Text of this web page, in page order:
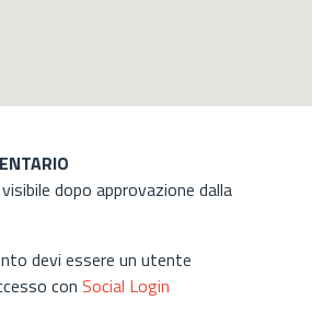
dopo approvazione dalla
devi essere un utente
con Social Login